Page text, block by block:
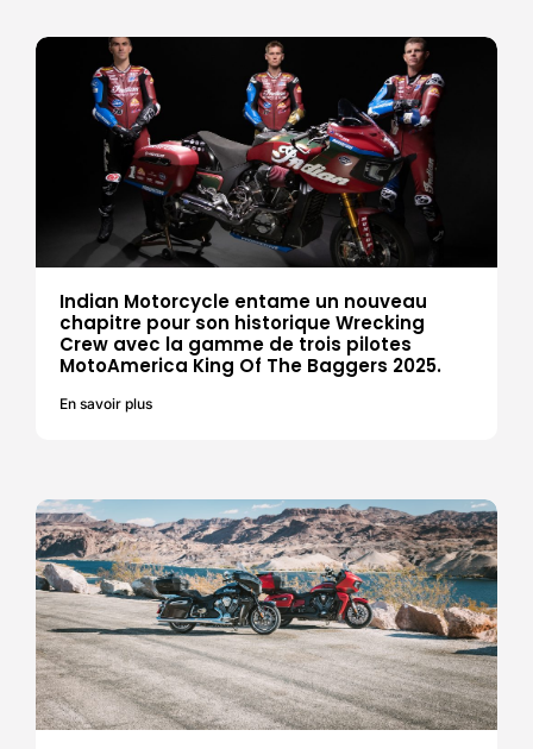
Indian Motorcycle entame un nouveau
chapitre pour son historique Wrecking
Crew avec la gamme de trois pilotes
MotoAmerica King Of The Baggers 2025.
En savoir plus